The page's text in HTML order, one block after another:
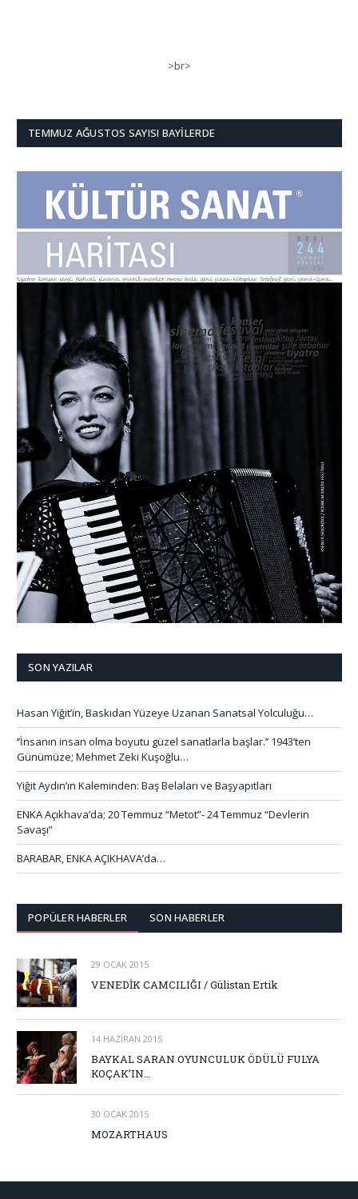
>br>
TEMMUZ AĞUSTOS SAYISI BAYILERDE
SON YAZILAR
Hasan Yiğit’in, Baskıdan Yüzeye Uzanan Sanatsal Yolculuğu…
‘’İnsanın insan olma boyutu güzel sanatlarla başlar.’’ 1943’ten
Günümüze; Mehmet Zeki Kuşoğlu…
Yiğit Aydın’ın Kaleminden: Baş Belaları ve Başyapıtları
ENKA Açıkhava’da; 20 Temmuz “Metot”- 24 Temmuz “Devlerin
Savaşı”
BARABAR, ENKA AÇIKHAVA’da…
POPÜLER HABERLER SON HABERLER
29 OCAK 2015
VENEDİK CAMCILIĞI / Gülistan Ertik
14 HAZIRAN 2015
BAYKAL SARAN OYUNCULUK ÖDÜLÜ FULYA
KOÇAK’IN…
30 OCAK 2015
MOZARTHAUS